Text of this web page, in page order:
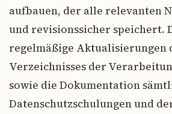
aufbauen, der alle relevanten
und revisionssicher speichert.
regelmäßige Aktualisierungen
Verzeichnisses der
sowie die Dokumentation
Datenschutzschulungen und